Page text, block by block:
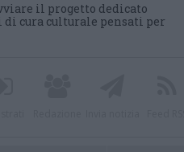
il progetto dedicato
cura culturale pensati per